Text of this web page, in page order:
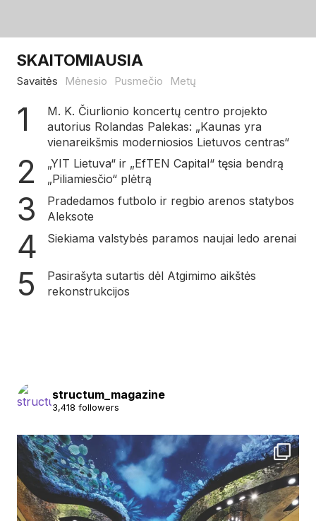
SKAITOMIAUSIA
Savaitės Mėnesio Pusmečio Metų
M. K. Čiurlionio koncertų centro projekto
autorius Rolandas Palekas: „Kaunas yra
vienareikšmis moderniosios Lietuvos centras“
„YIT Lietuva“ ir „EfTEN Capital“ tęsia bendrą
„Piliamiesčio“ plėtrą
Pradedamos futbolo ir regbio arenos statybos
Aleksote
Siekiama valstybės paramos naujai ledo arenai
Pasirašyta sutartis dėl Atgimimo aikštės
rekonstrukcijos
structum_magazine
3,418 followers